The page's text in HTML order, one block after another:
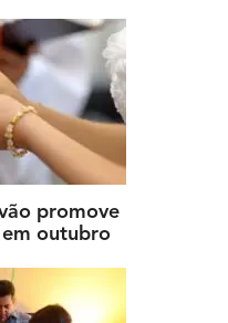
promove
outubro